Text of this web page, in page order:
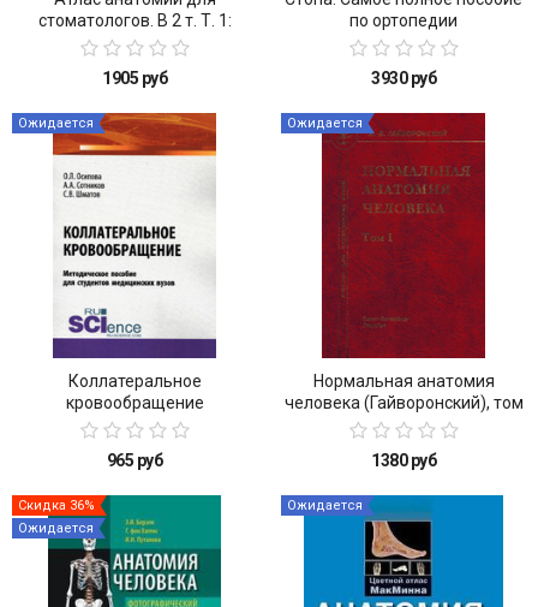
стоматологов. В 2 т. Т. 1:
Общая анатомия. Голова
1905 руб
по ортопедии
3930 руб
Ожидается
Коллатеральное
кровообращение
965 руб
Ожидается
Нормальная анатомия
человека (Гайворонский), том
1 (Десятое издание)
1380 руб
Скидка 36%
Ожидается
Ожидается